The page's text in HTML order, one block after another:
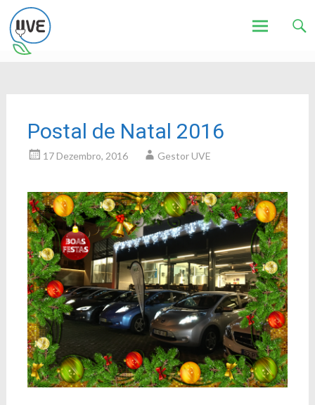
Postal de Natal 2016
17 Dezembro, 2016 Gestor UVE